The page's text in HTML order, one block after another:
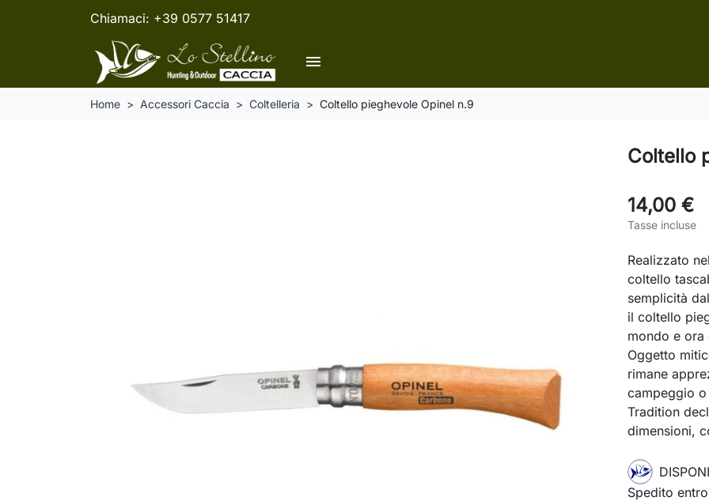
Chiamaci: +39 0577 51417
menu
Home Accessori Caccia Coltelleria Coltello pieghevole Opinel n.9
Coltello
14,00 €
Tasse incluse
Realizzato
coltello
semplicità
il coltello
mondo e
Oggetto
rimane
campeggio
Tradition
dimensioni,
Spedito